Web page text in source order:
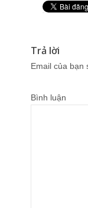
Trả lời
Email của bạn
Bình luận